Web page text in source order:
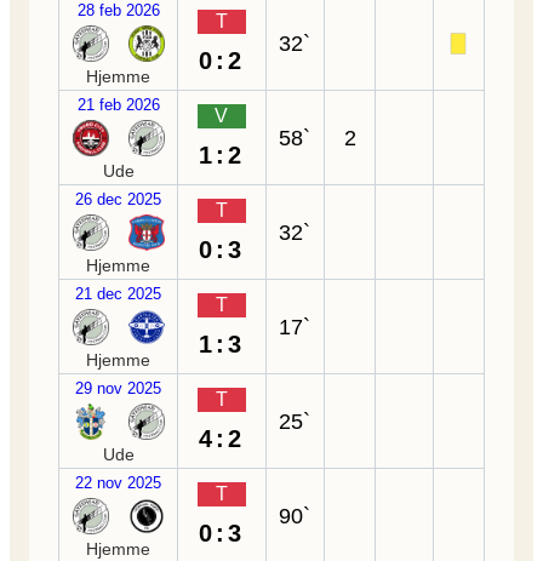
28 feb 2026
Hjemme
T
0:2
32`
21 feb 2026
Ude
V
1:2
58` 2
26 dec 2025
Hjemme
T
0:3
32`
21 dec 2025
Hjemme
T
1:3
17`
29 nov 2025
Ude
T
4:2
25`
22 nov 2025
Hjemme
T
0:3
90`